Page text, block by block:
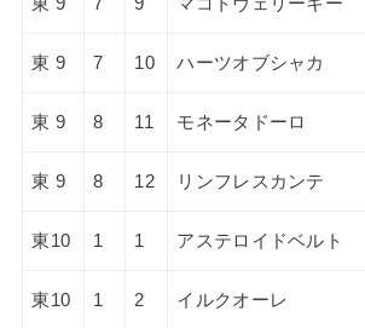
東 9 7 10 ハーツオブシャカ
東 9 8 11 モネータドーロ
東 9 8 12 リンフレスカンテ
東10 1 1 アステロイドベルト
東10 1 2 イルクオーレ